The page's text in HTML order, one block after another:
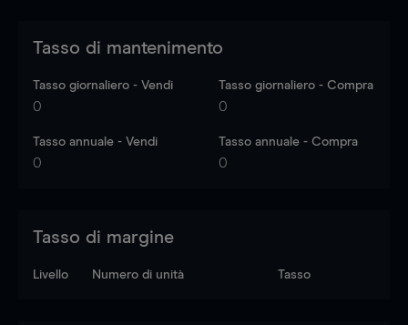
Tasso di mantenimento
Tasso giornaliero - Vendi
0
Tasso giornaliero - Compra
0
Tasso annuale - Vendi
0
Tasso annuale - Compra
0
Tasso di margine
Livello Numero di unità Tasso